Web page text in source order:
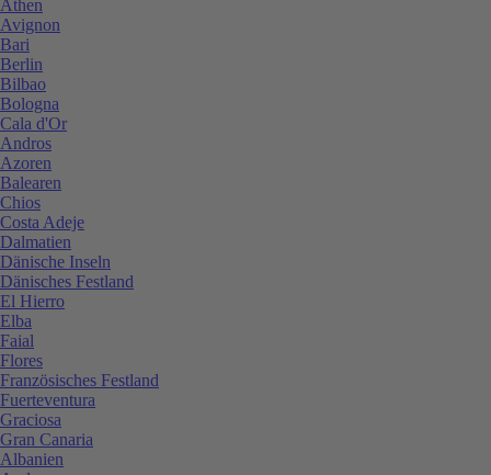
Athen
Avignon
Bari
Berlin
Bilbao
Bologna
Cala d'Or
Andros
Azoren
Balearen
Chios
Costa Adeje
Dalmatien
Dänische Inseln
Dänisches Festland
El Hierro
Elba
Faial
Flores
Französisches Festland
Fuerteventura
Graciosa
Gran Canaria
Albanien